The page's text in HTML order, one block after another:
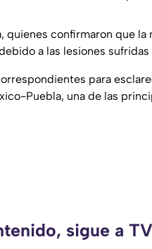
confirmaron que la
a las lesiones
para
Puebla, una de las
sigue a